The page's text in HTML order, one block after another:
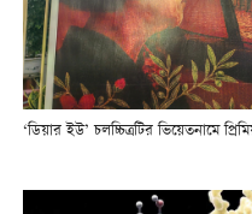
‘ডিয়ার ইউ’ চলচ্চিত্রটির ভিয়েতনামে